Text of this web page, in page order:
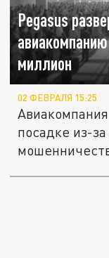
Pegasus
миллион
02 ФЕВРАЛЯ 15:25
посадке из-